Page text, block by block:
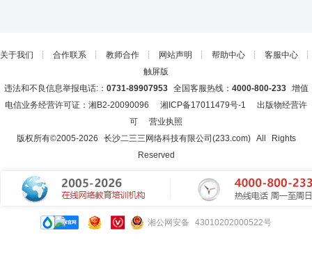
关于我们 ┊ 合作联系 ┊ 教师合作 ┊ 网站声明 ┊ 帮助中心 ┊ 客服中心 ┊
触屏版
违法和不良信息举报电话:： 0731-89907953全国客服热线： 4000-800-233增值
电信业务经营许可证：湘B2-20090096 湘ICP备17011479号-1
出版物经营许
可
营业执照
版权所有©2005-2026 长沙二三三网络科技有限公司(233.com)All Rights
Reserved
湘公网安备 43010202000522号